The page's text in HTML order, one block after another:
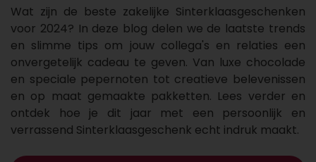
Wat zijn de beste zakelijke Sinterklaasgeschenken
voor 2024? In deze blog delen we de laatste trends
en slimme tips om jouw collega's en relaties een
onvergetelijk cadeau te geven. Van luxe chocolade
en speciale pepernoten tot creatieve belevenissen
en op maat gemaakte pakketten. Lees verder en
ontdek hoe je dit jaar met een persoonlijk en
verrassend Sinterklaasgeschenk echt indruk maakt.